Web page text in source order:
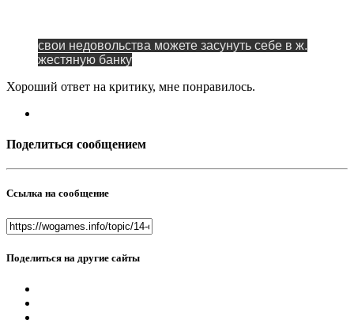
свои недовольства можете засунуть себе в ж.
жестяную банку
Хороший ответ на критику, мне понравилось.
Поделиться сообщением
Ссылка на сообщение
Поделиться на другие сайты